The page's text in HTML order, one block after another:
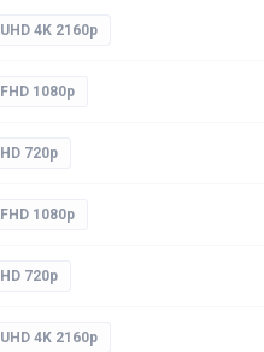
UHD 4K 2160p
FHD 1080p
HD 720p
FHD 1080p
HD 720p
UHD 4K 2160p